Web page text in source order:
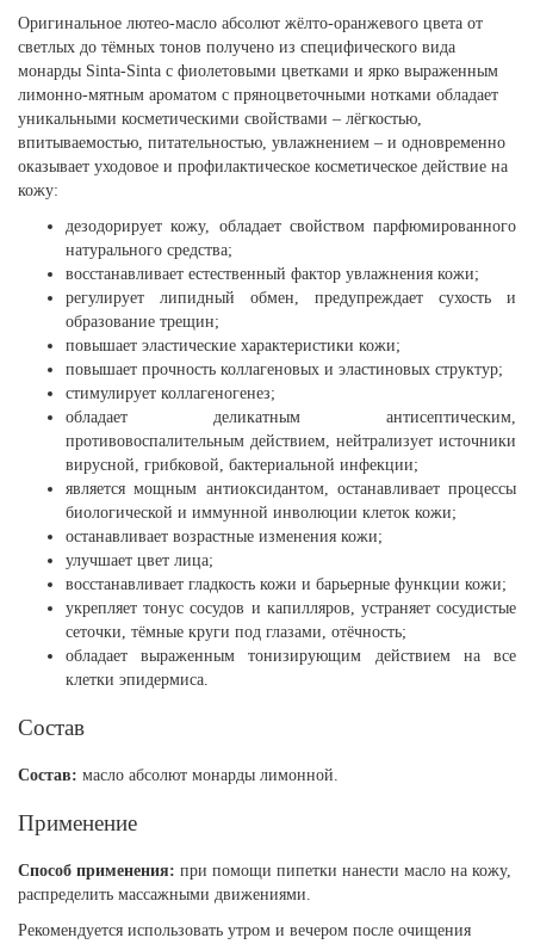
Оригинальное лютео-масло абсолют жёлто-оранжевого цвета от
светлых до тёмных тонов получено из специфического вида
монарды Sinta-Sinta с фиолетовыми цветками и ярко выраженным
лимонно-мятным ароматом с пряноцветочными нотками обладает
уникальными косметическими свойствами – лёгкостью,
впитываемостью, питательностью, увлажнением – и одновременно
оказывает уходовое и профилактическое косметическое действие на
кожу:
дезодорирует кожу, обладает свойством парфюмированного
натурального средства;
восстанавливает естественный фактор увлажнения кожи;
регулирует липидный обмен, предупреждает сухость и
образование трещин;
повышает эластические характеристики кожи;
повышает прочность коллагеновых и эластиновых структур;
стимулирует коллагеногенез;
обладает деликатным антисептическим,
противовоспалительным действием, нейтрализует источники
вирусной, грибковой, бактериальной инфекции;
является мощным антиоксидантом, останавливает процессы
биологической и иммунной инволюции клеток кожи;
останавливает возрастные изменения кожи;
улучшает цвет лица;
восстанавливает гладкость кожи и барьерные функции кожи;
укрепляет тонус сосудов и капилляров, устраняет сосудистые
сеточки, тёмные круги под глазами, отёчность;
обладает выраженным тонизирующим действием на все
клетки эпидермиса.
Состав
Состав: масло абсолют монарды лимонной.
Применение
Способ применения: при помощи пипетки нанести масло на кожу,
распределить массажными движениями.
Рекомендуется использовать утром и вечером после очищения